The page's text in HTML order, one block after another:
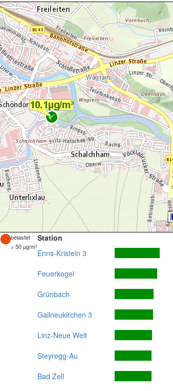
belastet
> 50 µg/m³
Station
Enns-Kristein 3
Feuerkogel
Grünbach
Gallneukirchen 3
Linz-Neue Welt
Steyregg-Au
Bad Zell